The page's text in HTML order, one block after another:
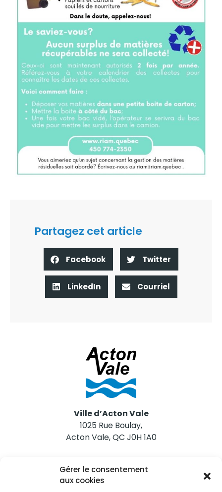
Gérer le consentement
aux cookies
Partagez cet article
Facebook Twitter
LinkedIn Courriel
Ville d’Acton Vale
1025 Rue Boulay,
Acton Vale, QC J0H 1A0
Nous joindre
Tél. 450 546-2703